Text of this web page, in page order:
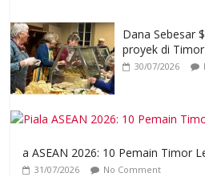
Dana Sebesar
proyek di
30/07/2026
a ASEAN 2026: 10 Pemain Timor
31/07/2026 No Comment